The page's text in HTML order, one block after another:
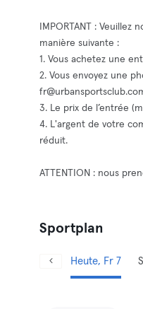
IMPORTANT :
manière suivante :
1. Vous achetez une
2. Vous envoyez une
3. Le prix de l’entrée
4. L'argent de votre
réduit.
ATTENTION : nous
Sportplan
Heute, Fr 7